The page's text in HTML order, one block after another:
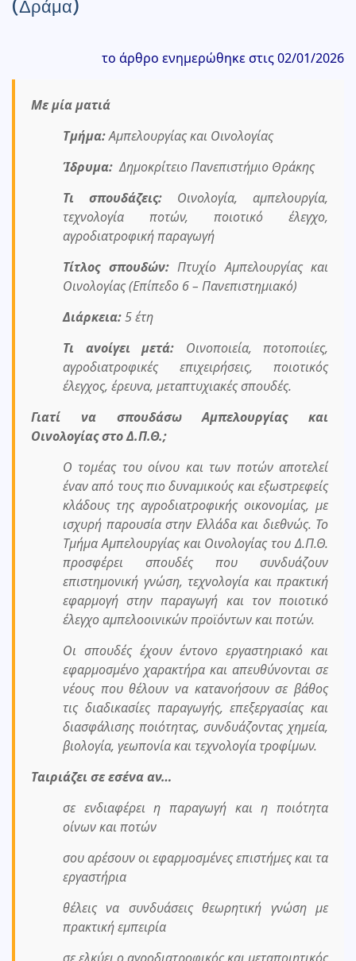
(Δράμα)
το άρθρο ενημερώθηκε στις 02/01/2026
Με μία ματιά
Τμήμα:Αμπελουργίας και Οινολογίας
Ίδρυμα: ΔημοκρίτειοΠανεπιστήμιο Θράκης
Τι σπουδάζεις: Οινολογία, αμπελουργία,
τεχνολογία ποτών, ποιοτικό έλεγχο,
αγροδιατροφική παραγωγή
Τίτλος σπουδών:Πτυχίο Αμπελουργίας και
Οινολογίας (Επίπεδο 6 – Πανεπιστημιακό)
Διάρκεια:5 έτη
Τι ανοίγει μετά: Οινοποιεία, ποτοποιίες,
αγροδιατροφικές επιχειρήσεις, ποιοτικός
έλεγχος, έρευνα, μεταπτυχιακές σπουδές.
Γιατί να σπουδάσω Αμπελουργίας και
Οινολογίας στο Δ.Π.Θ.;
Ο τομέας του οίνου και των ποτών αποτελεί
έναν από τους πιο δυναμικούς και εξωστρεφείς
κλάδους της αγροδιατροφικής οικονομίας, με
ισχυρή παρουσία στην Ελλάδα και διεθνώς. Το
Τμήμα Αμπελουργίας και Οινολογίας του Δ.Π.Θ.
προσφέρει σπουδές που συνδυάζουν
επιστημονική γνώση, τεχνολογία και πρακτική
εφαρμογή στην παραγωγή και τον ποιοτικό
έλεγχο αμπελοοινικών προϊόντων και ποτών.
Οι σπουδές έχουν έντονο εργαστηριακό και
εφαρμοσμένο χαρακτήρα και απευθύνονται σε
νέους που θέλουν να κατανοήσουν σε βάθος
τις διαδικασίες παραγωγής, επεξεργασίας και
διασφάλισης ποιότητας, συνδυάζοντας χημεία,
βιολογία, γεωπονία και τεχνολογία τροφίμων.
Ταιριάζει σε εσένα αν…
σε ενδιαφέρει η παραγωγή και η ποιότητα
οίνων και ποτών
σου αρέσουν οι εφαρμοσμένες επιστήμες και τα
εργαστήρια
θέλεις να συνδυάσεις θεωρητική γνώση με
πρακτική εμπειρία